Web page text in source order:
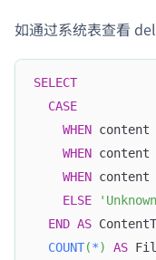
如通过系统表查看
SELECT
CASE
WHEN content
WHEN content
WHEN content
ELSE
END AS
COUNT(*) AS